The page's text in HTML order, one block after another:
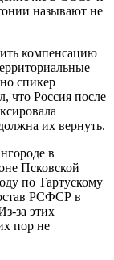
называют не
компенсацию
спикер
что Россия после
их вернуть.
в
Псковской
по Тартускому
РСФСР в
за этих
пор не